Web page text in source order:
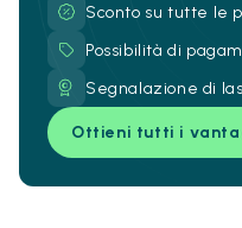
Sconto su tutte le
Possibilità di
Segnalazione di
Ottieni tutti i